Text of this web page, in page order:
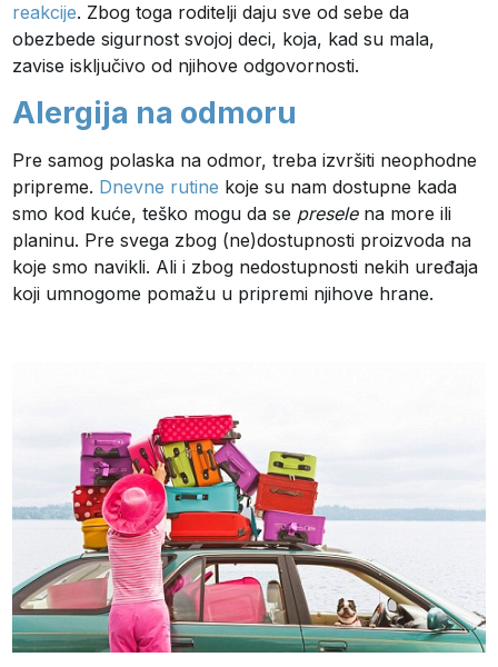
reakcije. Zbog toga roditelji daju sve od sebe da
obezbede sigurnost svojoj deci, koja, kad su mala,
zavise isključivo od njihove odgovornosti.
Alergija na odmoru
Pre samog polaska na odmor, treba izvršiti neophodne
pripreme. Dnevne rutine koje su nam dostupne kada
smo kod kuće, teško mogu da se preselena more ili
planinu. Pre svega zbog (ne)dostupnosti proizvoda na
koje smo navikli. Ali i zbog nedostupnosti nekih uređaja
koji umnogome pomažu u pripremi njihove hrane.